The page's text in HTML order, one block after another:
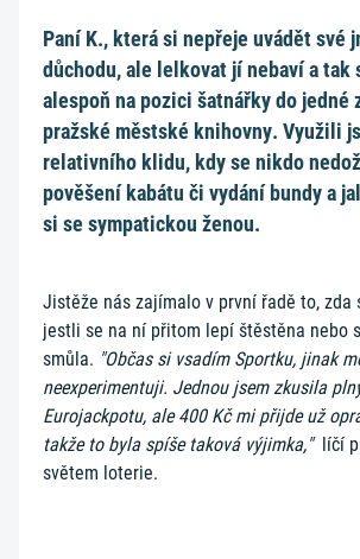
Paní K., která si nepřeje uvádět své
důchodu, ale lelkovat jí nebaví a tak
alespoň na pozici šatnářky do jedné
pražské městské knihovny. Využili
relativního klidu, kdy se nikdo
pověšení kabátu či vydání bundy a
si se sympatickou ženou.
Jistěže nás zajímalo v první řadě to, zda
jestli se na ní přitom lepí štěstěna nebo
smůla. "Občas si vsadím Sportku, jinak
neexperimentuji. Jednou jsem zkusila
Eurojackpotu, ale 400 Kč mi přijde už
takže to byla spíše taková výjimka," líčí
světem loterie.